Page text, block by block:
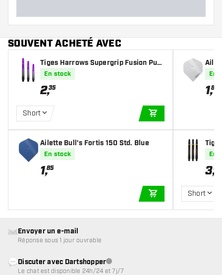
SOUVENT ACHETÉ AVEC
Tiges Harrows Supergrip Fusion Purp
leEn stock
2,35
Short
Ailette Bull's Fortis 150 Std. Blue
En stock
1,85
AJOUTER AU
En
1,85
En
3,95
Short
Envoyer un e-mail
Réponse sous 1 jour ouvrable
Discuter avec DartshopperService client indisponible
Le chat est disponible 24h/24 et 7j/7